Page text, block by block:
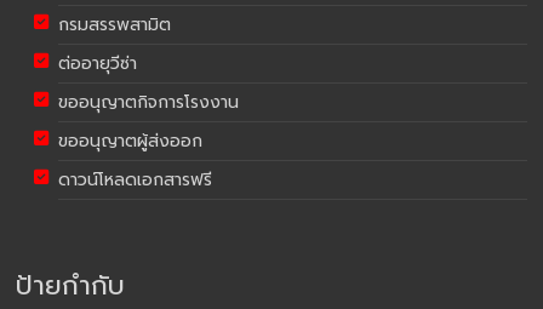
กรมสรรพสามิต
ต่ออายุวีซ่า
ขออนุญาตกิจการโรงงาน
ขออนุญาตผู้ส่งออก
ดาวน์โหลดเอกสารฟรี
ป้ายกำกับ